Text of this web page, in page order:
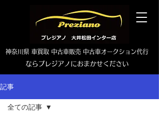
神奈川県 車買取 中古車販売 中古車オークション代行
ならプレジアノにおまかせください
TEL0465-46-6667
記事
全ての記事